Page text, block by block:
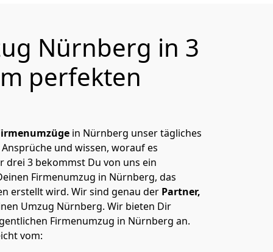
Nürnberg in 3
perfekten
in Nürnberg unser tägliches
und wissen, worauf es
3 bekommst Du von uns ein
Firmenumzug in Nürnberg, das
erstellt wird. Wir sind genau der Partner,
Umzug Nürnberg. Wir bieten Dir
Firmenumzug in Nürnberg an.
vom: